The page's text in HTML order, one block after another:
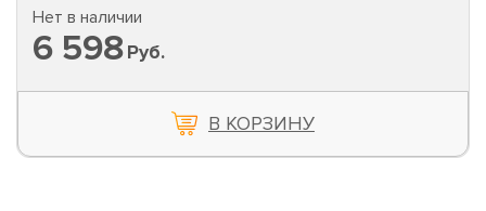
Нет в наличии
6 598Руб.
В КОРЗИНУ